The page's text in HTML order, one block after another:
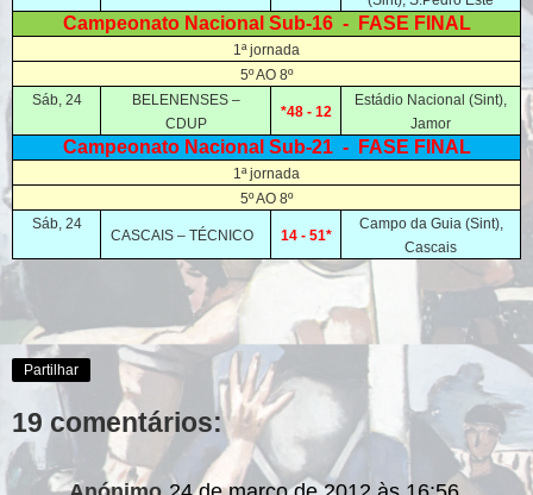
Campeonato Nacional Sub-16 - FASE FINAL
1ª jornada
5º AO 8º
Sáb, 24
BELENENSES –
CDUP
*48 - 12
Estádio Nacional (Sint),
Jamor
Campeonato Nacional Sub-21 - FASE FINAL
1ª jornada
5º AO 8º
Sáb, 24
CASCAIS – TÉCNICO 14 - 51*
Campo da Guia (Sint),
Cascais
Partilhar
19 comentários: